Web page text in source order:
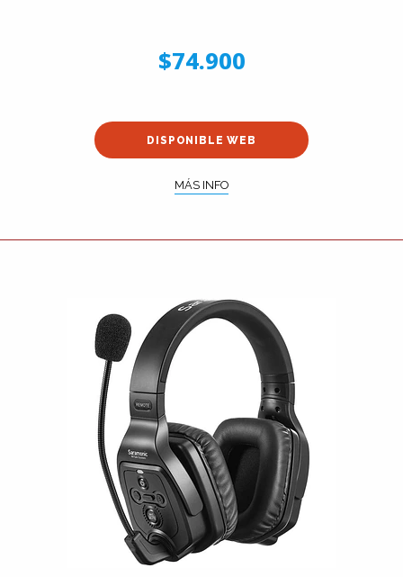
$74.900
DISPONIBLE WEB
MÁS INFO